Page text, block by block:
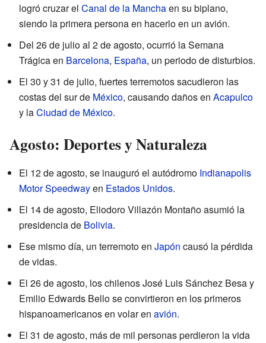
logró cruzar el Canal de la Manchaen su biplano,
siendo la primera persona en hacerlo en un avión.
Del 26 de julio al 2 de agosto, ocurrió la Semana
Trágica en Barcelona, España, un periodo de disturbios.
El 30 y 31 de julio, fuertes terremotos sacudieron las
costas del sur de México, causando daños en Acapulco
y laCiudad de México.
Agosto: Deportes y Naturaleza
El 12 de agosto, se inauguró el autódromo Indianapolis
Motor Speedwayen Estados Unidos.
El 14 de agosto, Eliodoro Villazón Montaño asumió la
presidencia de Bolivia.
Ese mismo día, un terremoto en Japón causó la pérdida
de vidas.
El 26 de agosto, los chilenos José Luis Sánchez Besa y
Emilio Edwards Bello se convirtieron en los primeros
hispanoamericanos en volar en avión.
El 31 de agosto, más de mil personas perdieron la vida